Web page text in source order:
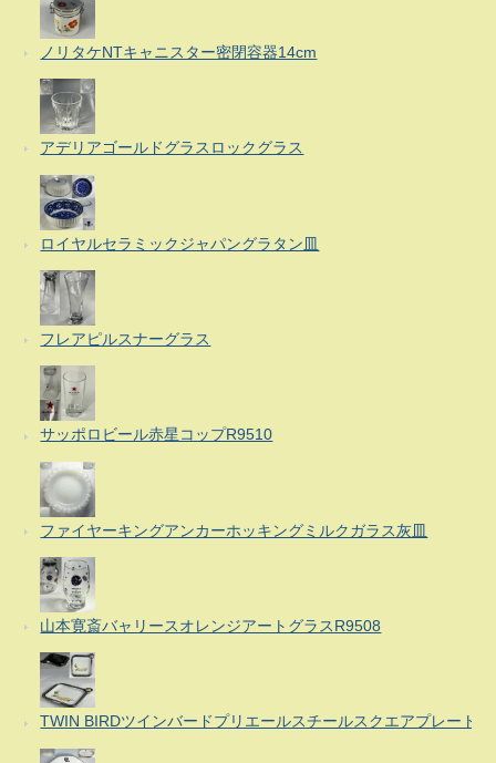
ノリタケNTキャニスター密閉容器14cm
アデリアゴールドグラスロックグラス
ロイヤルセラミックジャパングラタン皿
フレアピルスナーグラス
サッポロビール赤星コップR9510
ファイヤーキングアンカーホッキングミルクガラス灰皿
山本寛斎バャリースオレンジアートグラスR9508
TWIN BIRDツインバードプリエールスチールスクエアプレート